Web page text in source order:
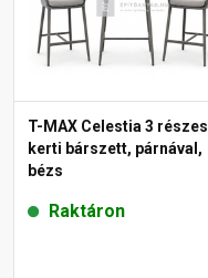
T-MAX Celestia 3 részes
kerti bárszett, párnával,
bézs
Raktáron